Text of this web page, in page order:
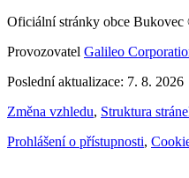
Oficiální stránky obce
Provozovatel Galileo
Poslední aktualizace: 7. 8. 2026
Změna vzhledu, Struktura
Prohlášení o přístupnosti,